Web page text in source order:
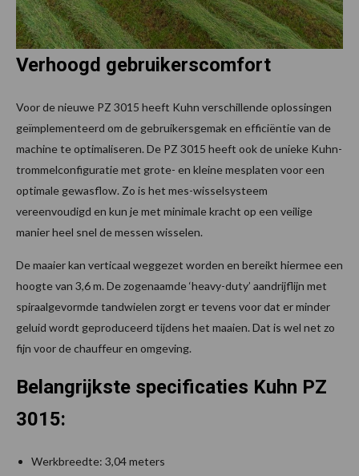
Verhoogd gebruikerscomfort
Voor de nieuwe PZ 3015 heeft Kuhn verschillende oplossingen
geïmplementeerd om de gebruikersgemak en efficiëntie van de
machine te optimaliseren. De PZ 3015 heeft ook de unieke Kuhn-
trommelconfiguratie met grote- en kleine mesplaten voor een
optimale gewasflow. Zo is het mes-wisselsysteem
vereenvoudigd en kun je met minimale kracht op een veilige
manier heel snel de messen wisselen.
De maaier kan verticaal weggezet worden en bereikt hiermee een
hoogte van 3,6 m. De zogenaamde ‘heavy-duty’ aandrijflijn met
spiraalgevormde tandwielen zorgt er tevens voor dat er minder
geluid wordt geproduceerd tijdens het maaien. Dat is wel net zo
fijn voor de chauffeur en omgeving.
Belangrijkste specificaties Kuhn PZ
3015:
Werkbreedte: 3,04 meters